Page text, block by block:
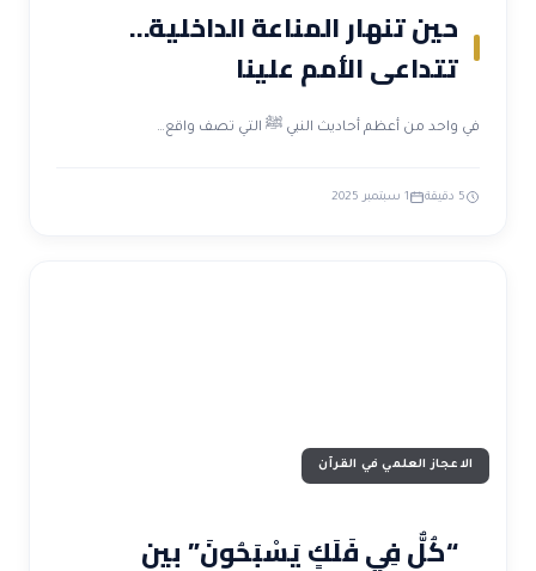
حين تنهار المناعة الداخلية…
تتداعى الأمم علينا
في واحد من أعظم أحاديث النبي ﷺ التي تصف واقع…
5 دقيقة 1 سبتمبر 2025
الاعجاز العلمي في القرآن
“كُلٌّ فِي فَلَكٍ يَسْبَحُونَ” بين